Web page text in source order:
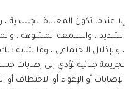
إلا عندما تكون المعاناة الجسدية
الشديد ، والسمعة المشوهة ،
، والإذلال الاجتماعي ، وما شابه
لجريمة جنائية تؤدي إلى إصابات
الإصابات أو الإغواء أو الاختطاف